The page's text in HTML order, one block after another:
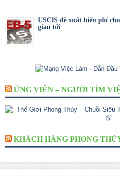
USCIS đề xuất biểu phí
gian tới
ỨNG VIÊN – NGƯỜI TÌM
KHÁCH HÀNG PHONG